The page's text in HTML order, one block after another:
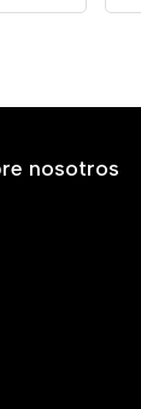
nosotros